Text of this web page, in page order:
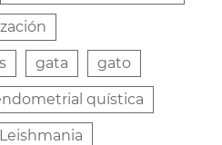
gata gato
quística
Leishmania